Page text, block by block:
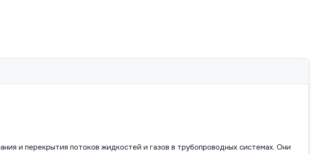
и перекрытия потоков жидкостей и газов в трубопроводных системах. Они